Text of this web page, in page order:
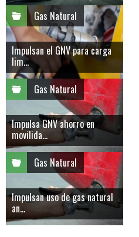
Gas Natural
Impulsan el GNV para carga
lim...
Gas Natural
Impulsa GNV ahorro en
movilida...
Gas Natural
Impulsan uso de gas natural
an...